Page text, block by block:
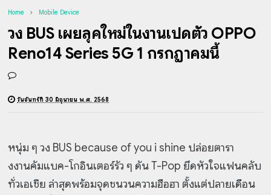
Home Mobile Device
วง BUS เผยลุคใหม่ในงานเปิดตัว OPPO
Reno14 Series 5G 1 กรกฎาคมนี้
วันจันทร์ที่ 30 มิถุนายน พ.ศ. 2568
หนุ่ม ๆ วง BUS because of you i shine ปล่อยตารา
งงานคัมแบค-โกอินเตอร์รัว ๆ ดัน T-Pop ยึดหัวใจแฟนคลับ
ทั่วเอเชีย ล่าสุดพร้อมจุดชนวนความฮือฮา ตั้งแต่ปลายเดือน